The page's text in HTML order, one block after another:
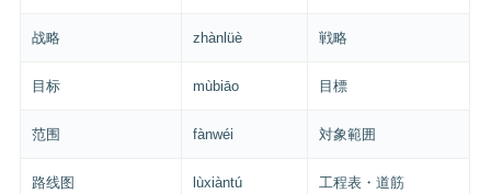
战略 zhànlüè 戦略
目标 mùbiāo 目標
范围 fànwéi 対象範囲
路线图 lùxiàntú 工程表・道筋